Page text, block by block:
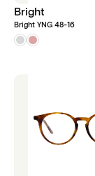
Bright
Bright YNG 48-16